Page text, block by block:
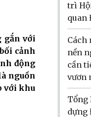
gắn với
cảnh
động
nguồn
với khu
trì
quan
Cách
nền
cần
vươn
Tổng
dựng